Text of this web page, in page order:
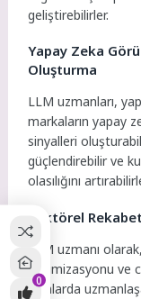
geliştirebilirler.
Yapay Zeka
Oluşturma
LLM uzmanları,
markaların yapay
sinyalleri
güçlendirebilir ve
olasılığını
Sektörel
LLM uzmanı
optimizasyonu ve
alanlarda
0